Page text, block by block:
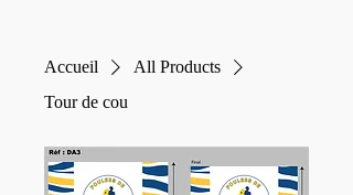
Accueil
All Products
Tour de cou